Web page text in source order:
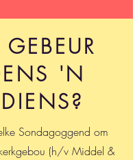
'N
Sondagoggend om
(h/v Middel &